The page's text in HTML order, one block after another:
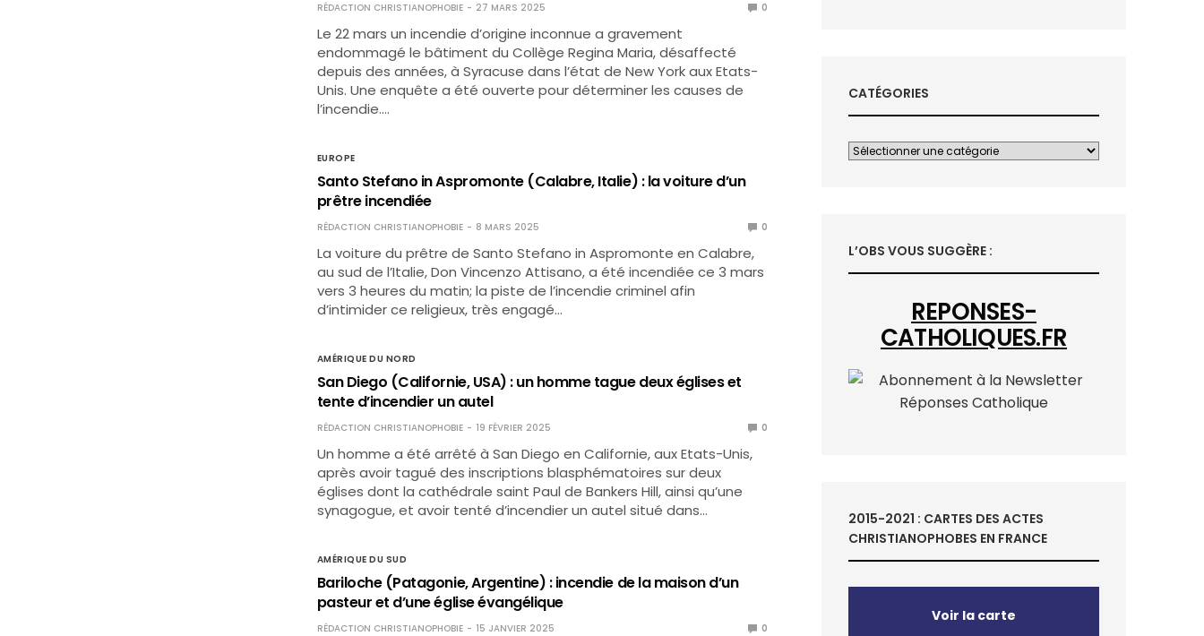
RÉDACTION CHRISTIANOPHOBIE 27 MARS 2025 0
Le 22 mars un incendie d’origine inconnue a gravement
endommagé le bâtiment du Collège Regina Maria, désaffecté
depuis des années, à Syracuse dans l’état de New York aux Etats-
Unis. Une enquête a été ouverte pour déterminer les causes de
l’incendie.…
EUROPE
Santo Stefano in Aspromonte (Calabre, Italie) : la voiture d’un
prêtre incendiée
RÉDACTION CHRISTIANOPHOBIE 8 MARS 2025 0
La voiture du prêtre de Santo Stefano in Aspromonte en Calabre,
au sud de l’Italie, Don Vincenzo Attisano, a été incendiée ce 3 mars
vers 3 heures du matin; la piste de l’incendie criminel afin
d’intimider ce religieux, très engagé…
AMÉRIQUE DU NORD
San Diego (Californie, USA) : un homme tague deux églises et
tente d’incendier un autel
RÉDACTION CHRISTIANOPHOBIE 19 FÉVRIER 2025 0
Un homme a été arrêté à San Diego en Californie, aux Etats-Unis,
après avoir tagué des inscriptions blasphématoires sur deux
églises dont la cathédrale saint Paul de Bankers Hill, ainsi qu’une
synagogue, et avoir tenté d’incendier un autel situé dans…
AMÉRIQUE DU SUD
Bariloche (Patagonie, Argentine) : incendie de la maison d’un
pasteur et d’une église évangélique
RÉDACTION CHRISTIANOPHOBIE 15 JANVIER 2025 0
CATÉGORIES
L’OBS VOUS SUGGÈRE :
REPONSES-
CATHOLIQUES.FR
2015-2021 : CARTES DES ACTES
CHRISTIANOPHOBES EN FRANCE
Voir la carte